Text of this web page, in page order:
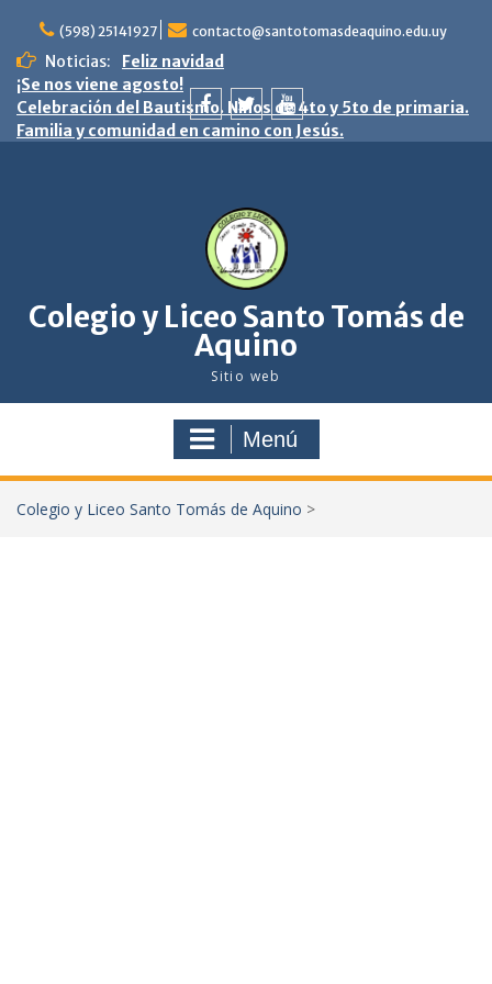
contenido
(598) 25141927 contacto@santotomasdeaquino.edu.uy
Noticias:
Feliz navidad
¡Se nos viene agosto!
Celebración del Bautismo. Niños de 4to y 5to de primaria.
Familia y comunidad en camino con Jesús.
facebooktwitteryoutube
Colegio y Liceo Santo Tomás de
Aquino
Sitio web
Menú
Colegio y Liceo Santo Tomás de Aquino >